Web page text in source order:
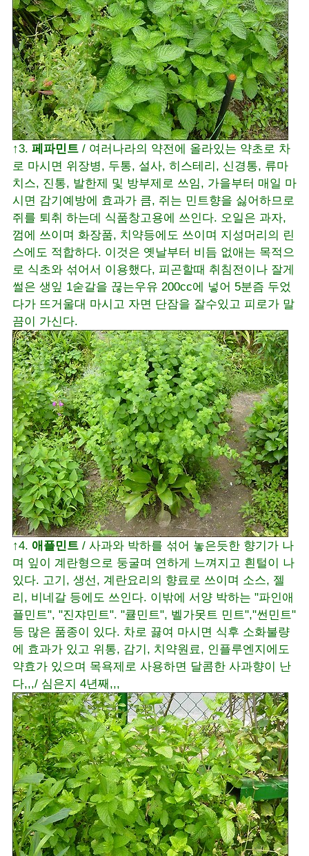
↑3. 페파민트 / 여러나라의 약전에 올라있는 약초로 차
로 마시면 위장병, 두통, 설사, 히스테리, 신경통, 류마
치스, 진통, 발한제 및 방부제로 쓰임, 가을부터 매일 마
시면 감기예방에 효과가 큼, 쥐는 민트향을 싫어하므로
쥐를 퇴취 하는데 식품창고용에 쓰인다. 오일은 과자,
껌에 쓰이며 화장품, 치약등에도 쓰이며 지성머리의 린
스에도 적합하다. 이것은 옛날부터 비듬 없애는 목적으
로 식초와 섞어서 이용했다, 피곤할때 취침전이나 잘게
썰은 생잎 1숟갈을 끊는우유 200cc에 넣어 5분즘 두었
다가 뜨거울대 마시고 자면 단잠을 잘수있고 피로가 말
끔이 가신다.
↑4. 애플민트 / 사과와 박하를 섞어 놓은듯한 향기가 나
며 잎이 계란형으로 둥굴며 연하게 느껴지고 흰털이 나
있다. 고기, 생선, 계란요리의 향료로 쓰이며 소스, 젤
리, 비네갈 등에도 쓰인다. 이밖에 서양 박하는 "파인애
플민트", "진쟈민트". "큘민트", 벨가못트 민트","썬민트"
등 많은 품종이 있다. 차로 끓여 마시면 식후 소화불량
에 효과가 있고 위통, 감기, 치약원료, 인플루엔지에도
약효가 있으며 목욕제로 사용하면 달콤한 사과향이 난
다,,,/ 심은지 4년째,,,